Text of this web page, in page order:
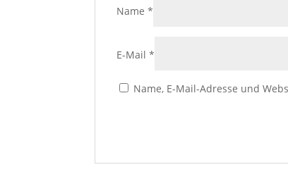
Name*
E-Mail*
Name, E-Mail-Adresse und